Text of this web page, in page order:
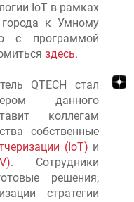
IoT в рамках
города к Умному
с программой
здесь.
QTECH стал
данного
коллегам
собственные
(IoT) и
. Сотрудники
решения,
стратегии